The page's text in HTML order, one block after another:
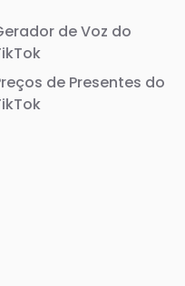
de Voz do
de Presentes do